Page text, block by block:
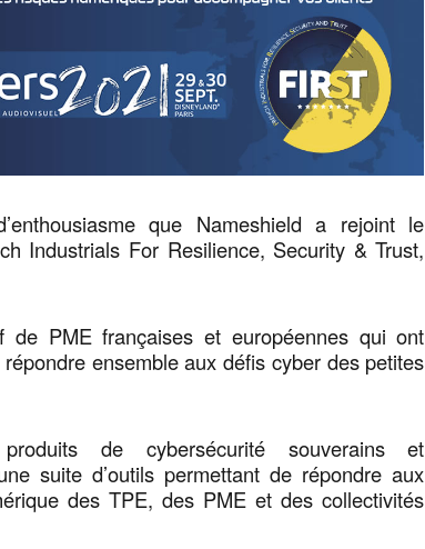
que Nameshield a rejoint le
Industrials For Resilience, Security & Trust,
PME françaises et européennes qui ont
ensemble aux défis cyber des petites
de cybersécurité souverains et
suite d’outils permettant de répondre aux
des TPE, des PME et des collectivités